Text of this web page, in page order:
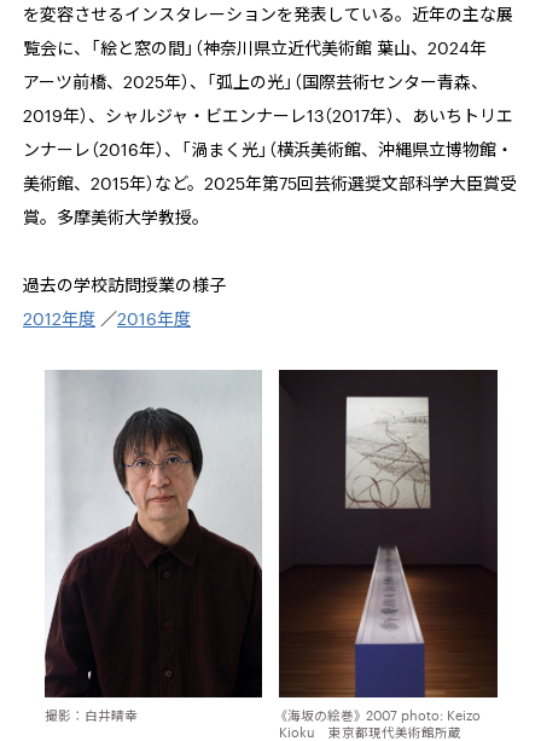
を変容させるインスタレーションを発表している。近年の主な展
覧会に、「絵と窓の間」（神奈川県立近代美術館 葉山、2024年
アーツ前橋、2025年）、「弧上の光」（国際芸術センター青森、
2019年）、シャルジャ・ビエンナーレ13（2017年）、あいちトリエ
ンナーレ（2016年）、「渦まく光」（横浜美術館、沖縄県立博物館・
美術館、2015年）など。2025年第75回芸術選奨文部科学大臣賞受
賞。多摩美術大学教授。
過去の学校訪問授業の様子
2012年度 ／2016年度
撮影：白井晴幸
《海坂の絵巻》 2007 photo: Keizo
Kioku 東京都現代美術館所蔵